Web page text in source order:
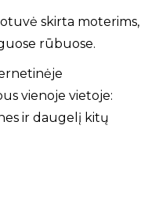
skirta moterims,
rūbuose.
vienoje vietoje:
ir daugelį kitų